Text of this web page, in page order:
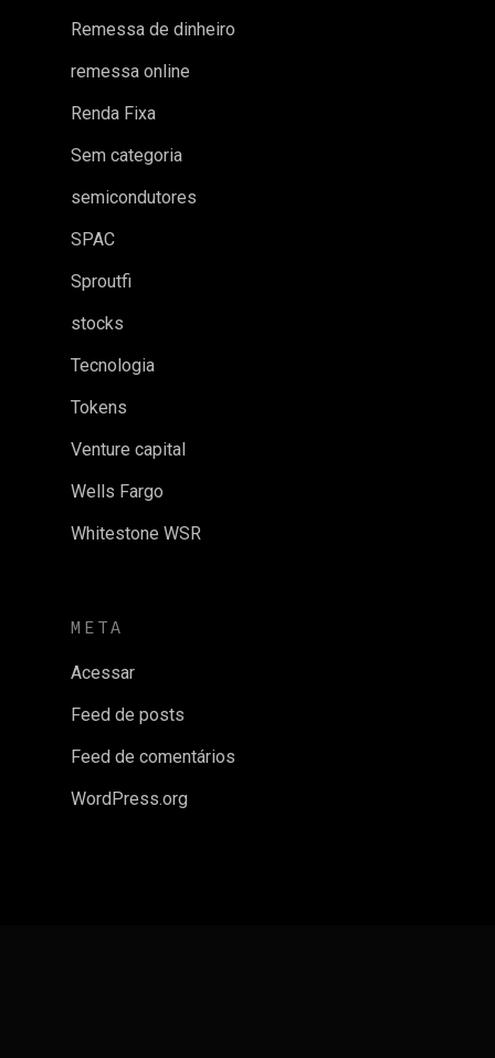
Remessa de dinheiro
remessa online
Renda Fixa
Sem categoria
semicondutores
SPAC
Sproutfi
stocks
Tecnologia
Tokens
Venture capital
Wells Fargo
Whitestone WSR
META
Acessar
Feed de posts
Feed de comentários
WordPress.org